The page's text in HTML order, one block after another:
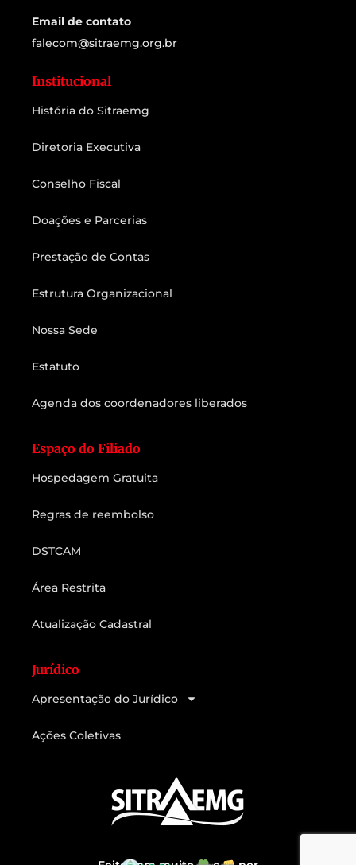
Email de contato
falecom@sitraemg.org.br
Institucional
História do Sitraemg
Diretoria Executiva
Conselho Fiscal
Doações e Parcerias
Prestação de Contas
Estrutura Organizacional
Nossa Sede
Estatuto
Agenda dos coordenadores liberados
Espaço do Filiado
Hospedagem Gratuita
Regras de reembolso
DSTCAM
Área Restrita
Atualização Cadastral
Jurídico
Apresentação do Jurídico
Ações Coletivas